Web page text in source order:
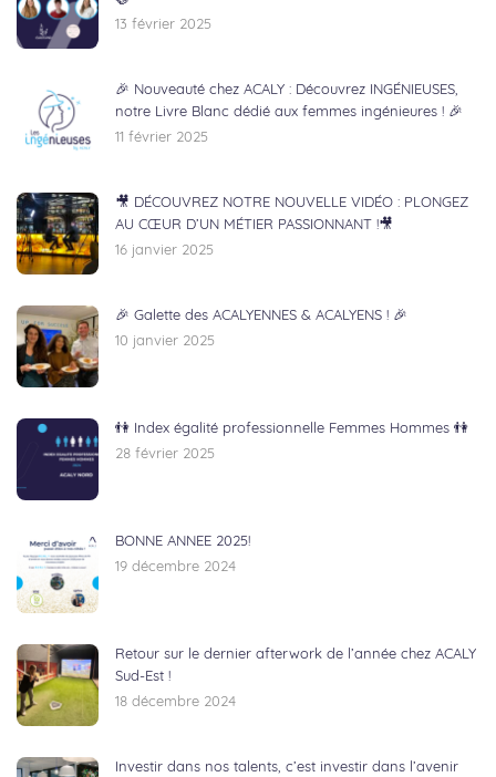
13 février 2025
🎉 Nouveauté chez ACALY : Découvrez INGÉNIEUSES,
notre Livre Blanc dédié aux femmes ingénieures ! 🎉
11 février 2025
🎥 DÉCOUVREZ NOTRE NOUVELLE VIDÉO : PLONGEZ
AU CŒUR D’UN MÉTIER PASSIONNANT !🎥
16 janvier 2025
🎉 Galette des ACALYENNES & ACALYENS ! 🎉
10 janvier 2025
👫 Index égalité professionnelle Femmes Hommes 👫
28 février 2025
BONNE ANNEE 2025!
19 décembre 2024
Retour sur le dernier afterwork de l’année chez ACALY
Sud-Est !
18 décembre 2024
Investir dans nos talents, c’est investir dans l’avenir